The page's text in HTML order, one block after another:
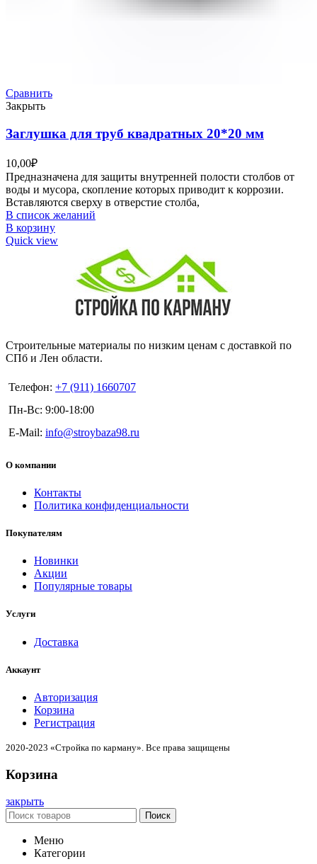
Сравнить
Закрыть
Заглушка для труб квадратных 20*20 мм
10,00₽
Предназначена для защиты внутренней полости столбов от
воды и мусора, скопление которых приводит к коррозии.
Вставляются сверху в отверстие столба,
В список желаний
В корзину
Quick view
Строительные материалы по низким ценам с доставкой по
СПб и Лен области.
Телефон: +7 (911) 1660707
Пн-Вс: 9:00-18:00
E-Mail: info@stroybaza98.ru
О компании
Контакты
Политика конфиденциальности
Покупателям
Новинки
Акции
Популярные товары
Услуги
Доставка
Аккаунт
Авторизация
Корзина
Регистрация
2020-2023 «Стройка по карману». Все права защищены
Корзина
закрыть
Поиск
Меню
Категории